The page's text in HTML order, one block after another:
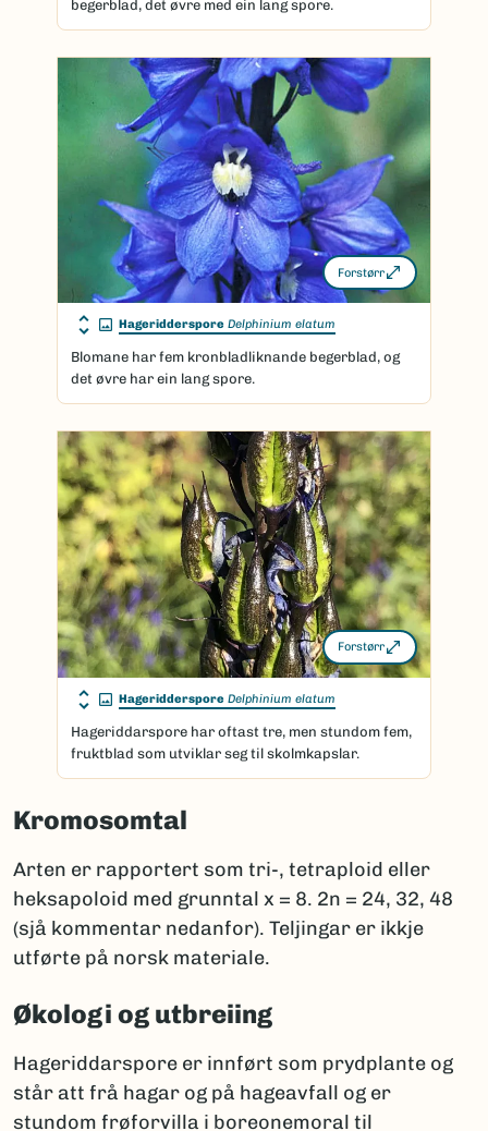
begerblad, det øvre med ein lang spore.
Forstørr
Hageridderspore Delphinium elatum
Blomane har fem kronbladliknande begerblad, og
det øvre har ein lang spore.
Forstørr
Hageridderspore Delphinium elatum
Hageriddarspore har oftast tre, men stundom fem,
fruktblad som utviklar seg til skolmkapslar.
Kromosomtal
Arten er rapportert som tri-, tetraploid eller
heksapoloid med grunntal x = 8. 2n = 24, 32, 48
(sjå kommentar nedanfor). Teljingar er ikkje
utførte på norsk materiale.
Økologi og utbreiing
Hageriddarspore er innført som prydplante og
står att frå hagar og på hageavfall og er
stundom frøforvilla i boreonemoral til